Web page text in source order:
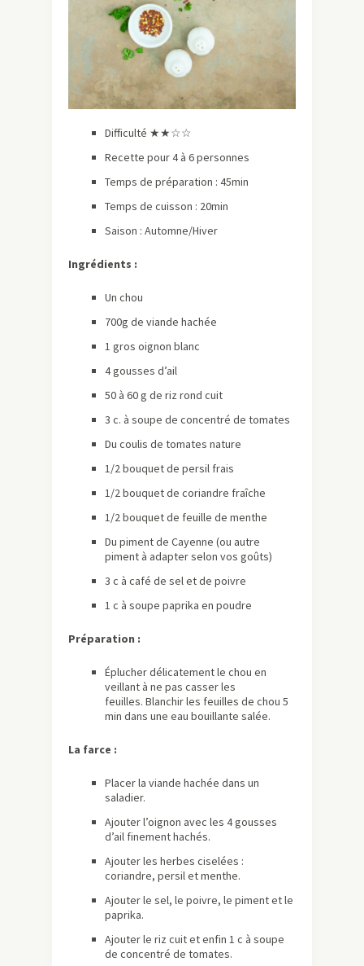
Difficulté ★★☆☆
Recette pour 4 à 6 personnes
Temps de préparation : 45min
Temps de cuisson : 20min
Saison : Automne/Hiver
Ingrédients :
Un chou
700g de viande hachée
1 gros oignon blanc
4 gousses d’ail
50 à 60 g de riz rond cuit
3 c. à soupe de concentré de tomates
Du coulis de tomates nature
1/2 bouquet de persil frais
1/2 bouquet de coriandre fraîche
1/2 bouquet de feuille de menthe
Du piment de Cayenne (ou autre
piment à adapter selon vos goûts)
3 c à café de sel et de poivre
1 c à soupe paprika en poudre
Préparation :
Éplucher délicatement le chou en
veillant à ne pas casser les
feuilles. Blanchir les feuilles de chou 5
min dans une eau bouillante salée.
La farce :
Placer la viande hachée dans un
saladier.
Ajouter l’oignon avec les 4 gousses
d’ail finement hachés.
Ajouter les herbes ciselées :
coriandre, persil et menthe.
Ajouter le sel, le poivre, le piment et le
paprika.
Ajouter le riz cuit et enfin 1 c à soupe
de concentré de tomates.